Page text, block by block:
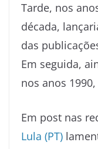
Tarde, nos
década,
das
Em seguida,
nos anos
Em post nas
Lula (PT)